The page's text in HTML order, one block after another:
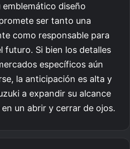
diseño
ser tanto una
como responsable para
futuro. Si bien los detalles
específicos aún
la anticipación es alta y
a expandir su alcance
un abrir y cerrar de ojos.